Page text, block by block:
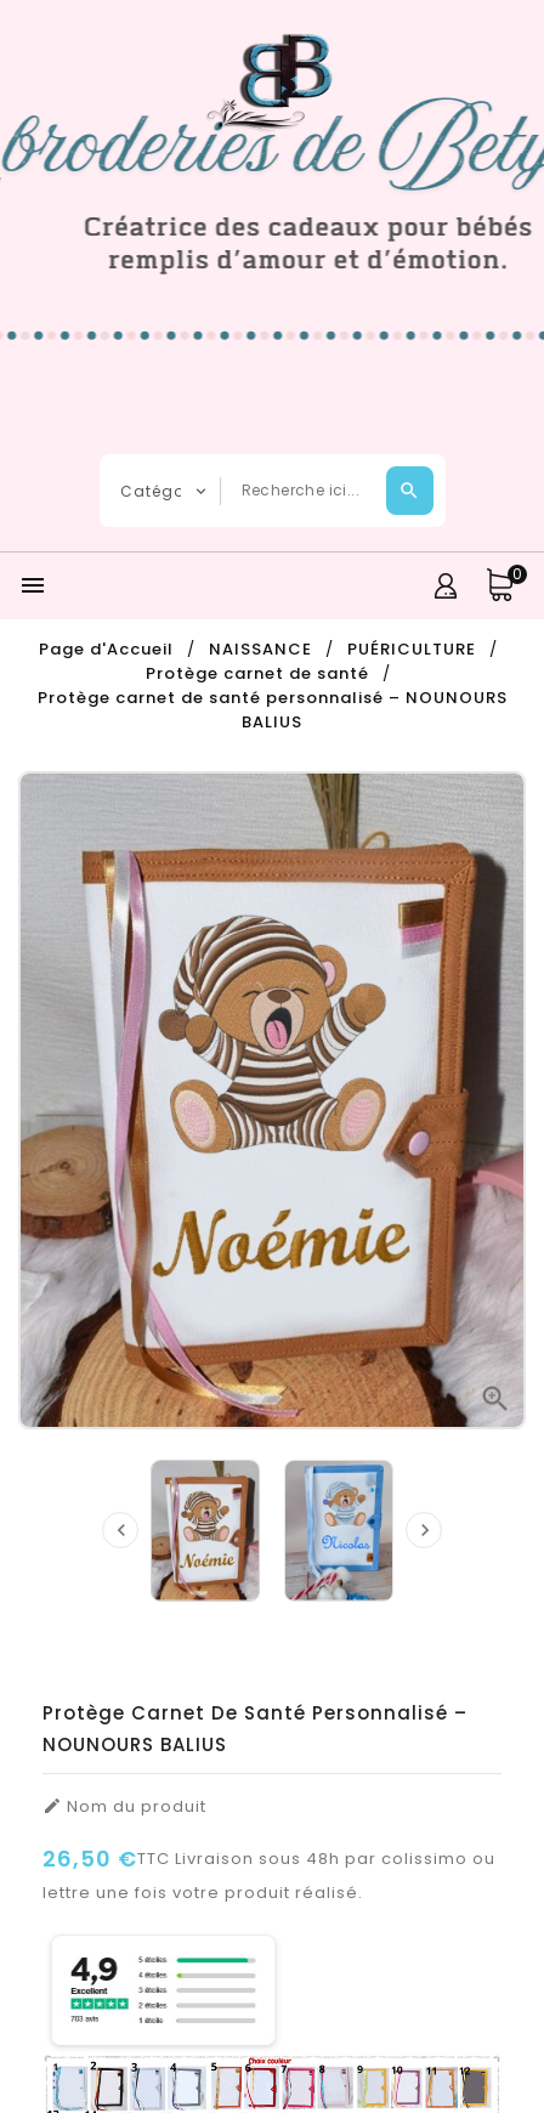
 0
Page d'Accueil NAISSANCE
PUÉRICULTURE
Protège carnet de santé
Protège carnet de santé personnalisé – NOUNOURS
BALIUS

 
Protège Carnet De Santé Personnalisé –
NOUNOURS BALIUS
 Nom du produit
26,50 €TTC Livraison sous 48h par colissimo ou
lettre une fois votre produit réalisé.